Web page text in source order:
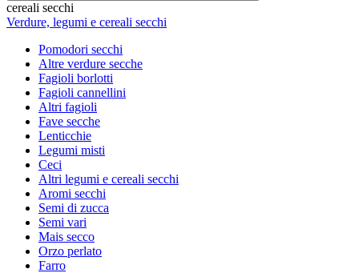
cereali secchi
Verdure, legumi e cereali secchi
Pomodori secchi
Altre verdure secche
Fagioli borlotti
Fagioli cannellini
Altri fagioli
Fave secche
Lenticchie
Legumi misti
Ceci
Altri legumi e cereali secchi
Aromi secchi
Semi di zucca
Semi vari
Mais secco
Orzo perlato
Farro